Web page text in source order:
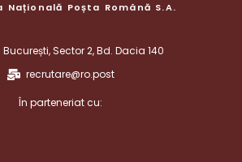
Națională Poșta Română S.A.
București, Sector 2, Bd. Dacia 140
recrutare@ro.post
În parteneriat cu: